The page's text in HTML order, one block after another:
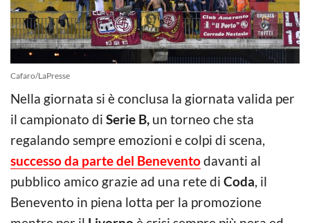
Cafaro/LaPresse
Nella giornata si è conclusa la giornata valida per
il campionato di Serie B, un torneo che sta
regalando sempre emozioni e colpi di scena,
successo da parte del Beneventodavanti al
pubblico amico grazie ad una rete di Coda, il
Benevento in piena lotta per la promozione